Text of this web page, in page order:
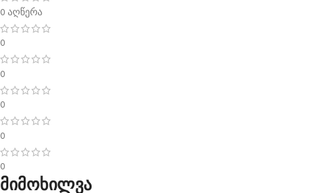
0 აღწერა
0
0
0
0
0
მიმოხილვა